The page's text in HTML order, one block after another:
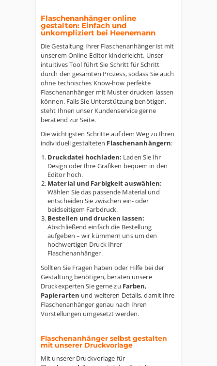
Flaschenanhänger online
gestalten: Einfach und
unkompliziert bei Heenemann
Die Gestaltung Ihrer Flaschenanhänger ist mit
unserem Online-Editor kinderleicht. Unser
intuitives Tool führt Sie Schritt für Schritt
durch den gesamten Prozess, sodass Sie auch
ohne technisches Know-how perfekte
Flaschenanhänger mit Muster drucken lassen
können. Falls Sie Unterstützung benötigen,
steht Ihnen unser Kundenservice gerne
beratend zur Seite.
Die wichtigsten Schritte auf dem Weg zu Ihren
individuell gestalteten Flaschenanhängern:
Druckdatei hochladen: Laden Sie Ihr
Design oder Ihre Grafiken bequem in den
Editor hoch.
Material und Farbigkeit auswählen:
Wählen Sie das passende Material und
entscheiden Sie zwischen ein- oder
beidseitigem Farbdruck.
Bestellen und drucken lassen:
Abschließend einfach die Bestellung
aufgeben – wir kümmern uns um den
hochwertigen Druck Ihrer
Flaschenanhänger.
Sollten Sie Fragen haben oder Hilfe bei der
Gestaltung benötigen, beraten unsere
Druckexperten Sie gerne zu Farben,
Papierarten und weiteren Details, damit Ihre
Flaschenanhänger genau nach Ihren
Vorstellungen umgesetzt werden.
Flaschenanhänger selbst gestalten
mit unserer Druckvorlage
Mit unserer Druckvorlage für